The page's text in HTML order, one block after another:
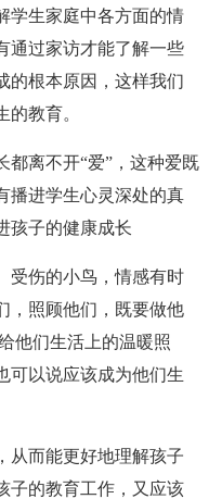
学生家庭中各方面的情
通过家访才能了解一些
的根本原因，这样我们
教育。
都离不开“爱”，这种爱既
播进学生心灵深处的真
孩子的健康成长
受伤的小鸟，情感有时
，照顾他们，既要做他
他们生活上的温暖照
可以说应该成为他们生
从而能更好地理解孩子
子的教育工作，又应该